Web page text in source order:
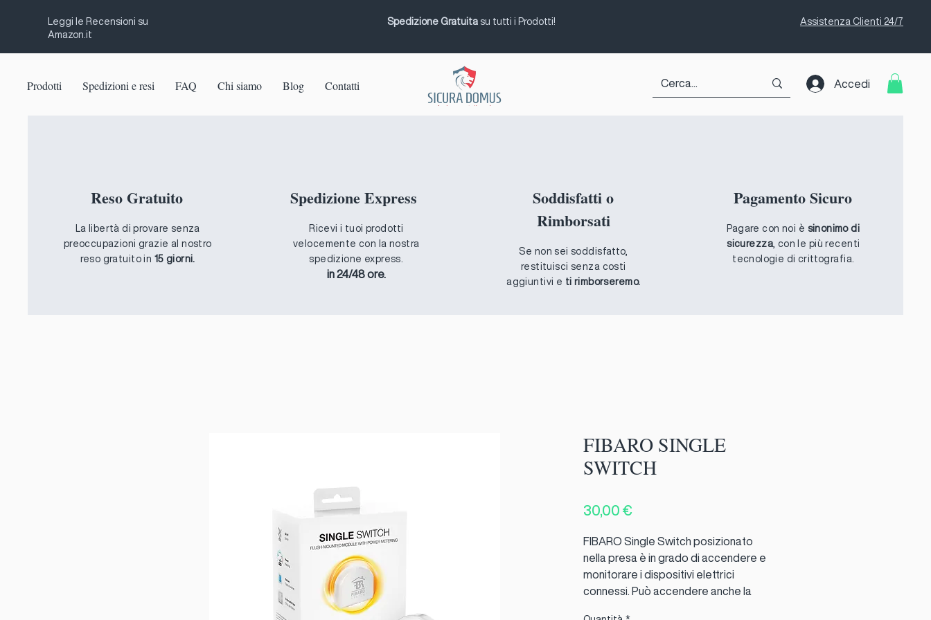
Leggi le Recensioni su
Amazon.it
Spedizione Gratuitasu tutti i Prodotti! Assistenza Clienti 24/7
Prodotti Spedizioni e resi FAQ Chi siamo Blog Contatti Accedi
Reso Gratuito
La libertà di provare senza
preoccupazioni grazie al nostro
reso gratuito in 15 giorni.
Spedizione Express
Ricevi i tuoi prodotti
velocemente con la nostra
spedizione express.
in 24/48 ore.
Soddisfatti o
Rimborsati
Se non sei soddisfatto,
restituisci senza costi
aggiuntivi e ti rimborseremo.
Pagamento Sicuro
Pagare con noi è sinonimo di
sicurezza, con le più recenti
tecnologie di crittografia.
FIBARO SINGLE
SWITCH
30,00 €Prezzo
FIBARO Single Switch posizionato
nella presa è in grado di accendere e
monitorare i dispositivi elettrici
connessi. Può accendere anche la